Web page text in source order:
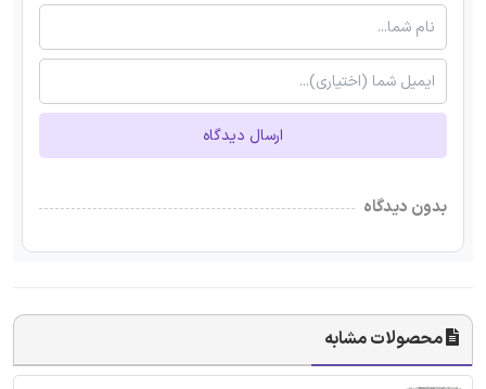
ارسال دیدگاه
بدون دیدگاه
محصولات مشابه